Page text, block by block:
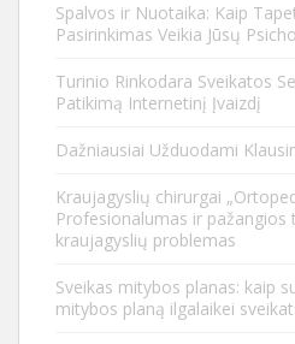
Spalvos ir Nuotaika: Kaip
Pasirinkimas Veikia Jūsų
Turinio Rinkodara Sveikatos
Patikimą Internetinį Įvaizdį
Dažniausiai Užduodami
Kraujagyslių chirurgai
Profesionalumas ir
kraujagyslių problemas
Sveikas mitybos planas: kaip
mitybos planą ilgalaikei